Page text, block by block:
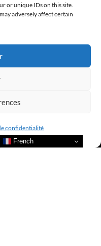
or unique IDs on this site.
adversely affect certain
confidentialité
French